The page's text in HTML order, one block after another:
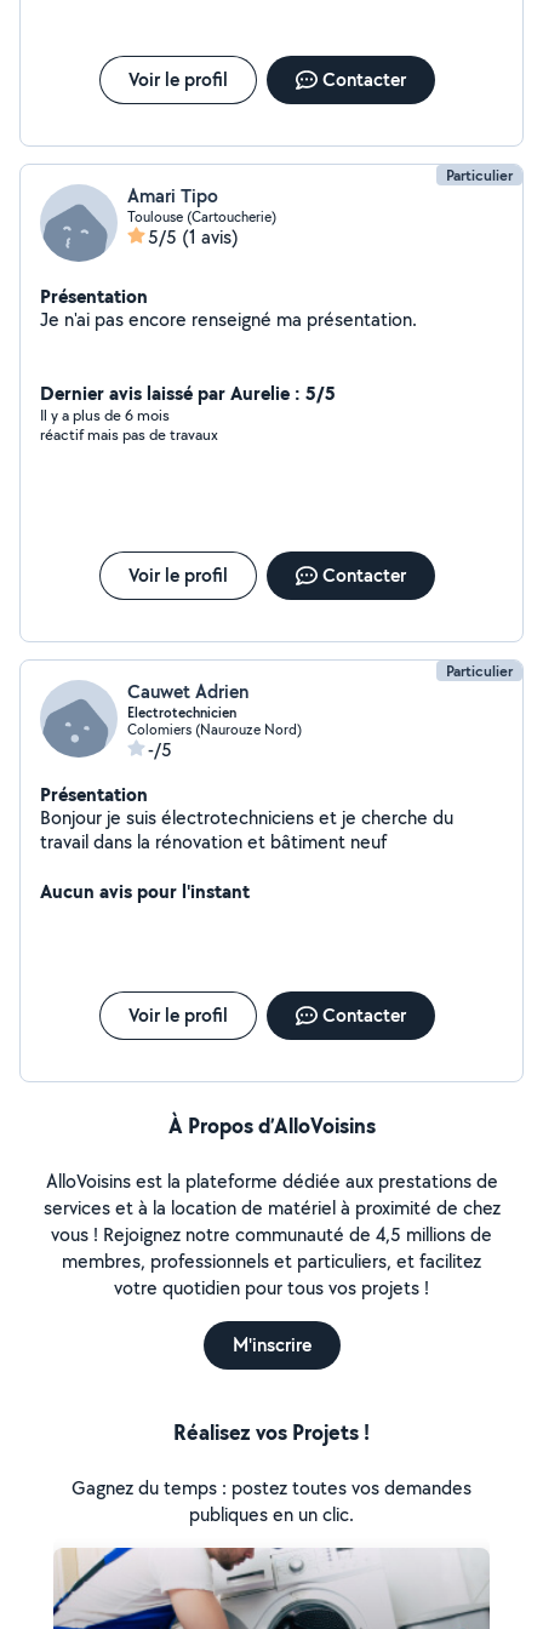
Voir le profil Contacter
Particulier
Amari Tipo
Toulouse (Cartoucherie)
5/5 (1 avis)
Présentation
Je n'ai pas encore renseigné ma présentation.
Dernier avis laissé par Aurelie : 5/5
Il y a plus de 6 mois
réactif mais pas de travaux
Voir le profil Contacter
Particulier
Cauwet Adrien
Electrotechnicien
Colomiers (Naurouze Nord)
-/5
Présentation
Bonjour je suis électrotechniciens et je cherche du
travail dans la rénovation et bâtiment neuf
Aucun avis pour l'instant
Voir le profil Contacter
À Propos d’AlloVoisins
AlloVoisins est la plateforme dédiée aux prestations de
services et à la location de matériel à proximité de chez
vous ! Rejoignez notre communauté de 4,5 millions de
membres, professionnels et particuliers, et facilitez
votre quotidien pour tous vos projets !
M'inscrire
Réalisez vos Projets !
Gagnez du temps : postez toutes vos demandes
publiques en un clic.